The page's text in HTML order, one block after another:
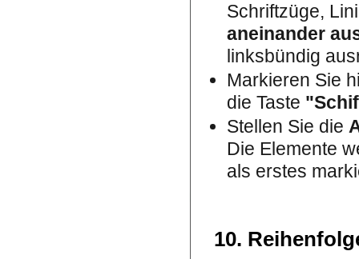
Schriftzüge,
aneinander
linksbündig
Markieren Sie
die Taste
Stellen Sie die
Die Elemente
als erstes
10.